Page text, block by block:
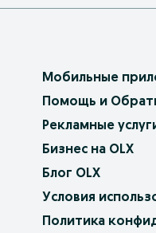
Мобильные
Помощь и
Рекламные
Бизнес на OLX
Блог OLX
Условия
Политика